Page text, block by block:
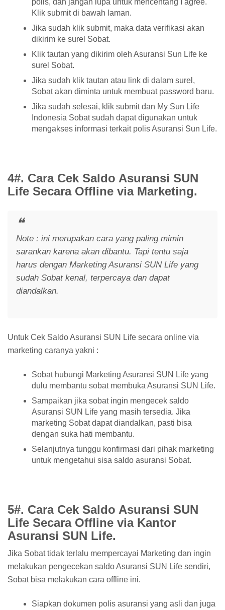
Klik submit di bawah laman.
Jika sudah klik submit, maka data verifikasi akan
dikirim ke surel Sobat.
Klik tautan yang dikirim oleh Asuransi Sun Life ke
surel Sobat.
Jika sudah klik tautan atau link di dalam surel,
Sobat akan diminta untuk membuat password baru.
Jika sudah selesai, klik submit dan My Sun Life
Indonesia Sobat sudah dapat digunakan untuk
mengakses informasi terkait polis Asuransi Sun Life.
4#. Cara Cek Saldo Asuransi SUN
Life Secara Offline via Marketing.
Note : ini merupakan cara yang paling mimin
sarankan karena akan dibantu. Tapi tentu saja
harus dengan Marketing Asuransi SUN Life yang
sudah Sobat kenal, terpercaya dan dapat
diandalkan.
Untuk Cek Saldo Asuransi SUN Life secara online via
marketing caranya yakni :
Sobat hubungi Marketing Asuransi SUN Life yang
dulu membantu sobat membuka Asuransi SUN Life.
Sampaikan jika sobat ingin mengecek saldo
Asuransi SUN Life yang masih tersedia. Jika
marketing Sobat dapat diandalkan, pasti bisa
dengan suka hati membantu.
Selanjutnya tunggu konfirmasi dari pihak marketing
untuk mengetahui sisa saldo asuransi Sobat.
5#. Cara Cek Saldo Asuransi SUN
Life Secara Offline via Kantor
Asuransi SUN Life.
Jika Sobat tidak terlalu mempercayai Marketing dan ingin
melakukan pengecekan saldo Asuransi SUN Life sendiri,
Sobat bisa melakukan cara offline ini.
Siapkan dokumen polis asuransi yang asli dan juga